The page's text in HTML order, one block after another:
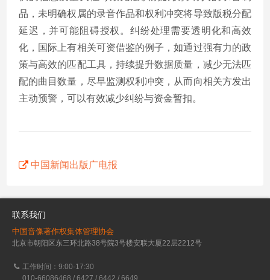
品，未明确权属的录音作品和权利冲突将导致版税分配
延迟，并可能阻碍授权。纠纷处理需要透明化和高效
化，国际上有相关可资借鉴的例子，如通过强有力的政
策与高效的匹配工具，持续提升数据质量，减少无法匹
配的曲目数量，尽早监测权利冲突，从而向相关方发出
主动预警，可以有效减少纠纷与资金暂扣。
中国新闻出版广电报
联系我们
中国音像著作权集体管理协会
北京市朝阳区东三环北路38号院3号楼安联大厦22层2212号
工作时间：9:00-17:30
010-66086468 / 6427 / 6442 / 6649